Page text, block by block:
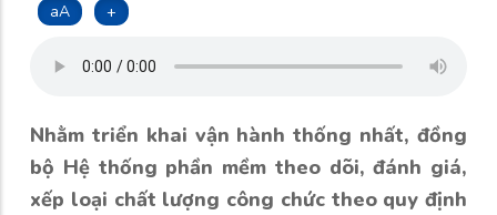
aA
+
Nhằm triển khai vận hành thống nhất, đồng
bộ Hệ thống phần mềm theo dõi, đánh giá,
xếp loại chất lượng công chức theo quy định